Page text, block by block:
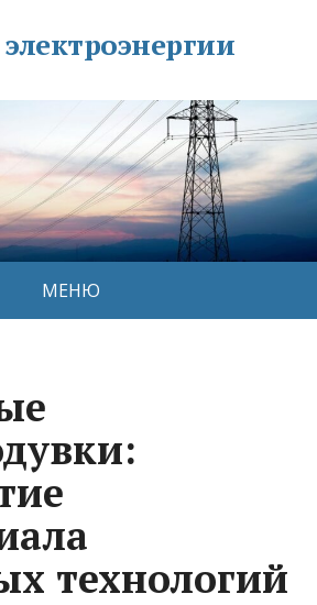
МЕНЮ
технологий